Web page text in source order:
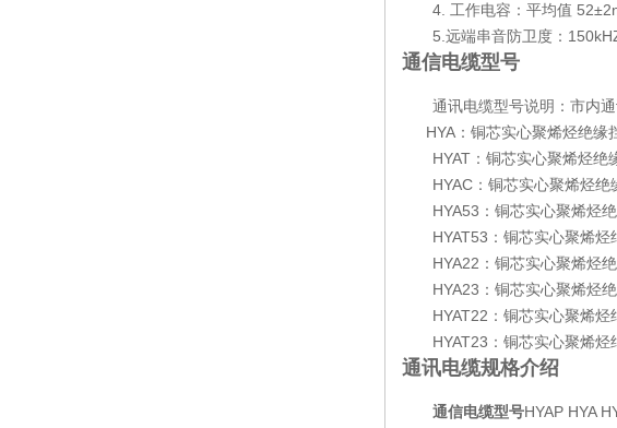
4. 工作电容：平均值
5.远端串音防卫度：150kHZ
通信电缆型号
通讯电缆型号说明：市内通
HYA ：铜芯实心聚烯烃绝
HYAT：铜芯实心聚烯烃绝
HYAC：铜芯实心聚烯烃绝
HYA53：铜芯实心聚烯烃绝
HYAT53：铜芯实心聚烯烃
HYA22：铜芯实心聚烯烃绝
HYA23：铜芯实心聚烯烃绝
HYAT22：铜芯实心聚烯烃
HYAT23：铜芯实心聚烯烃
通讯电缆规格介绍
通信电缆型号HYAP HYA